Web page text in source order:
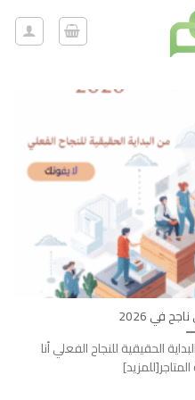
في 2026
إلكتروني في 2026 من البداية الحقيقية للنجاح الفعلي أنا